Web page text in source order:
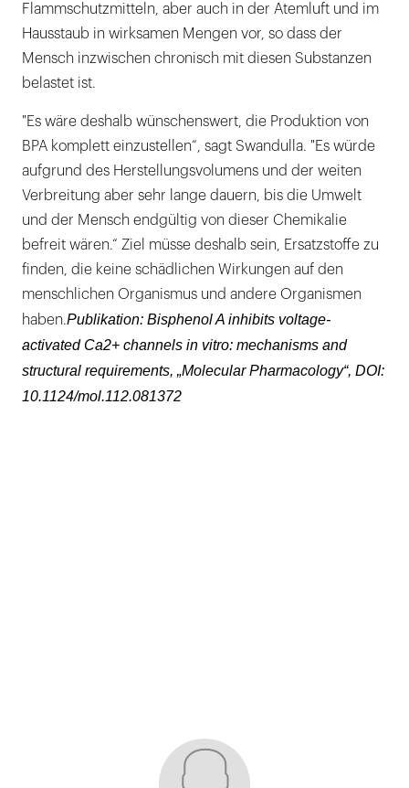
Flammschutzmitteln, aber auch in der Atemluft und im
Hausstaub in wirksamen Mengen vor, so dass der
Mensch inzwischen chronisch mit diesen Substanzen
belastet ist.
"Es wäre deshalb wünschenswert, die Produktion von
BPA komplett einzustellen“, sagt Swandulla. "Es würde
aufgrund des Herstellungsvolumens und der weiten
Verbreitung aber sehr lange dauern, bis die Umwelt
und der Mensch endgültig von dieser Chemikalie
befreit wären.“ Ziel müsse deshalb sein, Ersatzstoffe zu
finden, die keine schädlichen Wirkungen auf den
menschlichen Organismus und andere Organismen
haben.Publikation: Bisphenol A inhibits voltage-
activated Ca2+ channels in vitro: mechanisms and
structural requirements, „Molecular Pharmacology“, DOI:
10.1124/mol.112.081372